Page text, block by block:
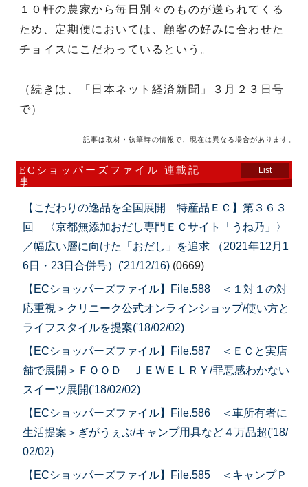
１０軒の農家から毎日別々のものが送られてくる
ため、定期便においては、顧客の好みに合わせた
チョイスにこだわっているという。
（続きは、「日本ネット経済新聞」３月２３日号
で）
記事は取材・執筆時の情報で、現在は異なる場合があります。
ECショッパーズファイル 連載記
事
List
【こだわりの逸品を全国展開 特産品ＥＣ】第３６３
回 〈京都無添加おだし専門ＥＣサイト「うね乃」〉
／幅広い層に向けた「おだし」を追求 （2021年12月1
6日・23日合併号）('21/12/16) (0669)
【ECショッパーズファイル】File.588 ＜１対１の対
応重視＞クリニーク公式オンラインショップ/使い方と
ライフスタイルを提案('18/02/02)
【ECショッパーズファイル】File.587 ＜ＥＣと実店
舗で展開＞ＦＯＯＤ ＪＥＷＥＬＲＹ/罪悪感わかない
スイーツ展開('18/02/02)
【ECショッパーズファイル】File.586 ＜車所有者に
生活提案＞ぎがうぇぶ/キャンプ用具など４万品超('18/
02/02)
【ECショッパーズファイル】File.585 ＜キャンプＰ